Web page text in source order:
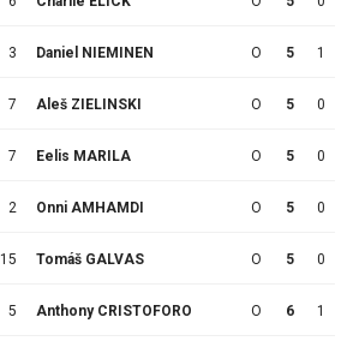
3 Daniel NIEMINEN O 5 1
7 Aleš ZIELINSKI O 5 0
7 Eelis MARILA O 5 0
2 Onni AMHAMDI O 5 0
15 Tomáš GALVAS O 5 0
5 Anthony CRISTOFORO O 6 1